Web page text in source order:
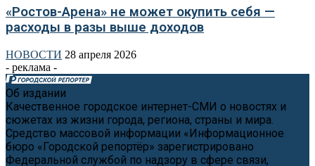
«Ростов-Арена» не может окупить себя —
расходы в разы выше доходов
НОВОСТИ 28 апреля 2026
- реклама -
Об издании
Качественное городское интернет-СМИ о новостях и
сюжетах из жизни города, региона, страны и мира.
Средство массовой информации «Информационное
бюро «Городской репортёр» зарегистрировано
Федеральной службой по надзору в сфере связи,